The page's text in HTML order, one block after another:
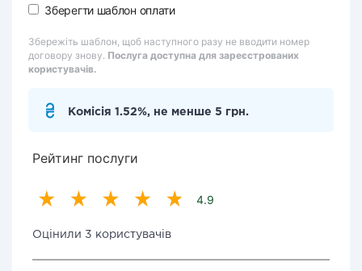
Зберегти шаблон оплати
Збережіть шаблон, щоб наступного разу не вводити номер
договору знову. Послуга доступна для зареєстрованих
користувачів.
Комісія 1.52%, не менше 5 грн.
Рейтинг послуги
4.9
Оцінили 3 користувачів